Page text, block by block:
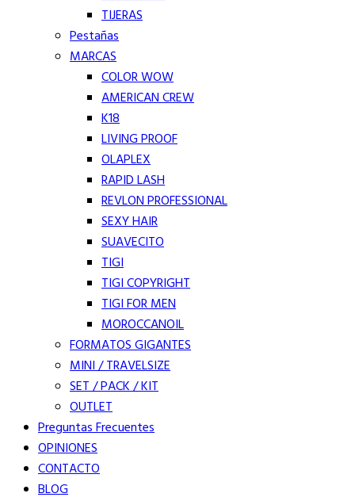
TIJERAS
Pestañas
MARCAS
COLOR WOW
AMERICAN CREW
K18
LIVING PROOF
OLAPLEX
RAPID LASH
REVLON PROFESSIONAL
SEXY HAIR
SUAVECITO
TIGI
TIGI COPYRIGHT
TIGI FOR MEN
MOROCCANOIL
FORMATOS GIGANTES
MINI / TRAVELSIZE
SET / PACK / KIT
OUTLET
Preguntas Frecuentes
OPINIONES
CONTACTO
BLOG